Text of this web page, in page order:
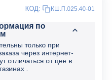
КОД: КШ.П.025.40-01
по
только при
через интернет-
отличаться от цен в
.